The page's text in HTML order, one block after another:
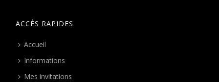
ACCÈS RAPIDES
Accueil
Informations
Mes invitations